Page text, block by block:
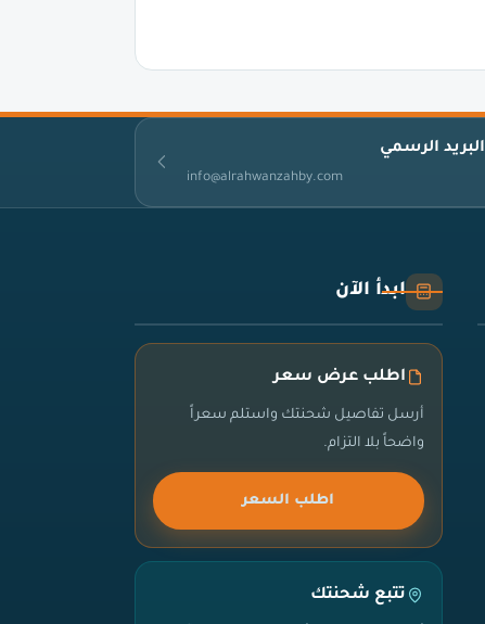
البريد الرسمي
info@alrahwanzahby.com
ابدأ الآن
اطلب عرض سعر
أرسل تفاصيل شحنتك واستلم سعراً
واضحاً بلا التزام.
اطلب السعر
تتبع شحنتك